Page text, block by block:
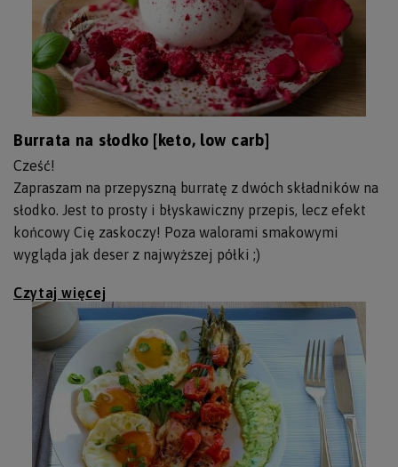
Burrata na słodko [keto, low carb]
Cześć!
Zapraszam na przepyszną burratę z dwóch składników na
słodko. Jest to prosty i błyskawiczny przepis, lecz efekt
końcowy Cię zaskoczy! Poza walorami smakowymi
wygląda jak deser z najwyższej półki ;)
Czytaj więcej